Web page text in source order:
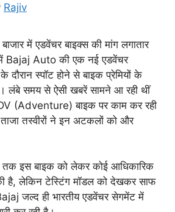
Rajiv
में एडवेंचर बाइक्स की मांग लगातार
Bajaj Auto की एक नई एडवेंचर
दौरान स्पॉट होने से बाइक प्रेमियों के
लंबे समय से ऐसी खबरें सामने आ रही थीं
(Adventure) बाइक पर काम कर रही
तस्वीरों ने इन अटकलों को और
तक इस बाइक को लेकर कोई आधिकारिक
है, लेकिन टेस्टिंग मॉडल को देखकर साफ
जल्द ही भारतीय एडवेंचर सेगमेंट में